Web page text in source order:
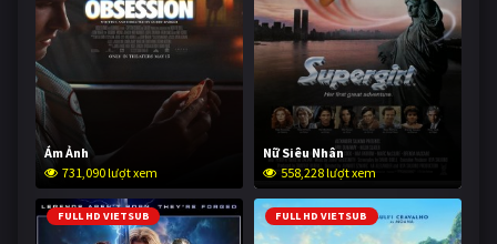
Ám Ảnh
731,090 lượt xem
Nữ Siêu Nhân
558,228 lượt xem
FULL HD VIETSUB FULL HD VIETSUB